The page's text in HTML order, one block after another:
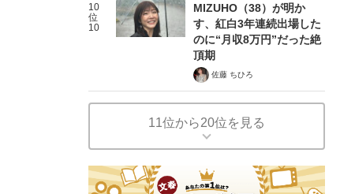
10
位
10
MIZUHO（38）が明か
す、紅白3年連続出場した
のに“月収8万円”だった絶
頂期
佐藤 ちひろ
11位から20位を見る